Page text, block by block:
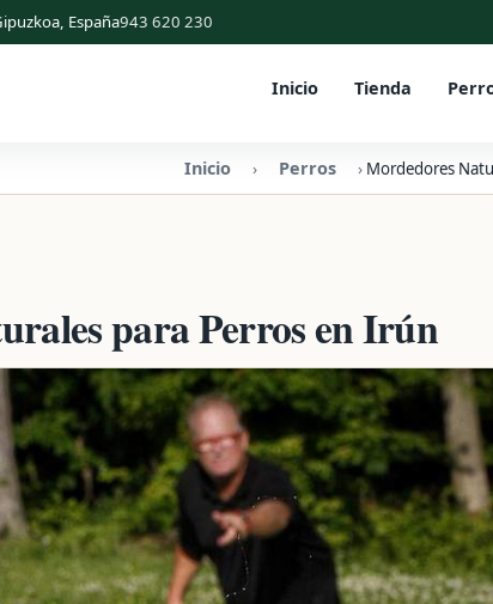
España943 620 230
Inicio Tienda
Inicio › Perros › Mordedores
para Perros en Irún